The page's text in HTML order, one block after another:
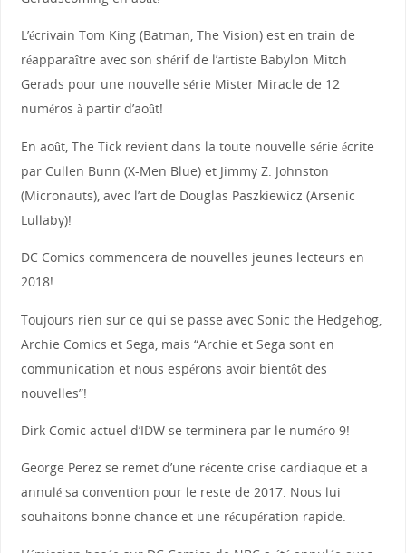
L’écrivain Tom King (Batman, The Vision) est en train de
réapparaître avec son shérif de l’artiste Babylon Mitch
Gerads pour une nouvelle série Mister Miracle de 12
numéros à partir d’août!
En août, The Tick revient dans la toute nouvelle série écrite
par Cullen Bunn (X-Men Blue) et Jimmy Z. Johnston
(Micronauts), avec l’art de Douglas Paszkiewicz (Arsenic
Lullaby)!
DC Comics commencera de nouvelles jeunes lecteurs en
2018!
Toujours rien sur ce qui se passe avec Sonic the Hedgehog,
Archie Comics et Sega, mais “Archie et Sega sont en
communication et nous espérons avoir bientôt des
nouvelles”!
Dirk Comic actuel d’IDW se terminera par le numéro 9!
George Perez se remet d’une récente crise cardiaque et a
annulé sa convention pour le reste de 2017. Nous lui
souhaitons bonne chance et une récupération rapide.